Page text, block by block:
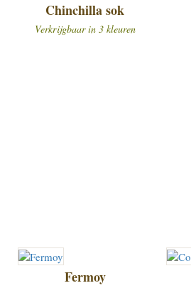
Chinchilla sok
Verkrijgbaar in 3 kleuren
Fermoy